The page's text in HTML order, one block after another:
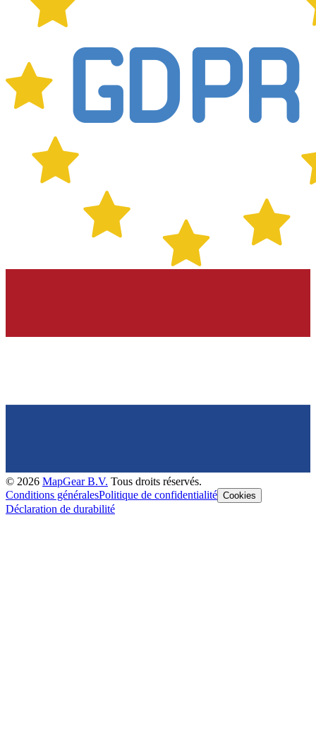
© 2026 MapGear B.V. Tous droits réservés.
Conditions généralesPolitique de confidentialité Cookies
Déclaration de durabilité